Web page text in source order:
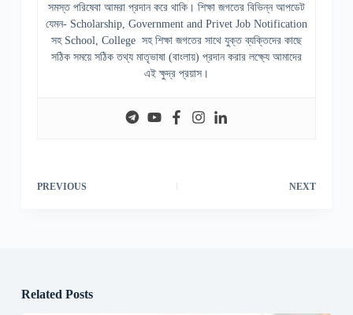
সমস্ত পরিষেবা আমরা প্রদান করে থাকি। শিক্ষা জগতের বিভিন্ন আপডেট
যেমন- Scholarship, Government and Privet Job Notification
সহ School, College সহ শিক্ষা জগতের সাথে যুক্ত ব্যক্তিদের কাছে
সঠিক সময়ে সঠিক তথ্য মাতৃভাষা (বাংলায়) প্রদান করার লক্ষ্যে আমাদের
এই ক্ষুদ্র প্রয়াস।
PREVIOUS NEXT
Related Posts